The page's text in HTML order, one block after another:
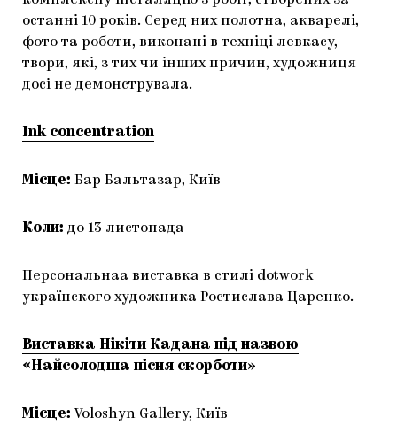
останні 10 років. Серед них полотна, акварелі,
фото та роботи, виконані в техніці левкасу, —
твори, які, з тих чи інших причин, художниця
досі не демонструвала.
Ink concentration
Місце: Бар Бальтазар, Київ
Коли: до 13 листопада
Персональнаа виставка в стилі dotwork
українского художника Ростислава Царенко.
Виставка Нікіти Кадана під назвою
«Найсолодша пісня скорботи»
Місце: Voloshyn Gallery, Київ